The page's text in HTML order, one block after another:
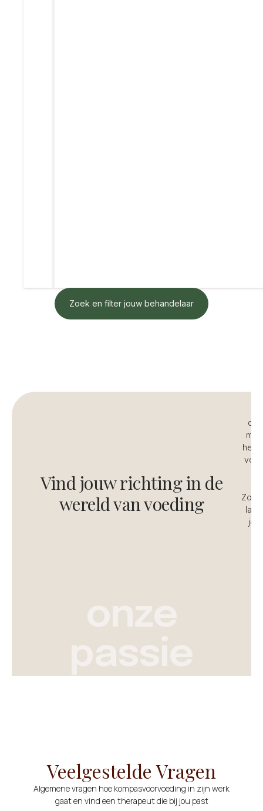
Zoek en filter jouw behandelaar
Vind jouw richting in de
wereld van voeding
hen
Zo
Veelgestelde Vragen
Algemene vragen hoe kompasvoorvoeding in zijn werk
gaat en vind een therapeut die bij jou past